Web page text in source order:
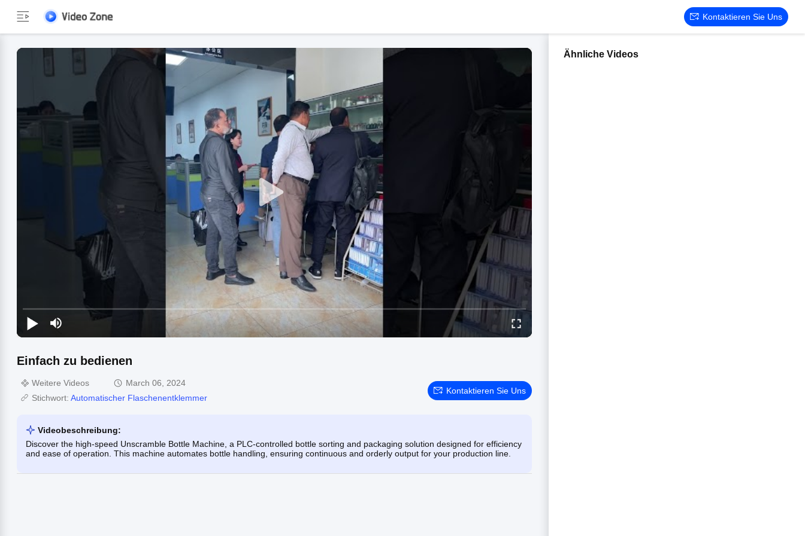
Kontaktieren Sie Uns
Einfach zu bedienen
Weitere Videos
March 06, 2024
Stichwort: Automatischer Flaschenentklemmer
Kontaktieren Sie Uns
Videobeschreibung:
Discover the high-speed Unscramble Bottle Machine, a PLC-controlled bottle sorting and packaging solution designed for efficiency
and ease of operation. This machine automates bottle handling, ensuring continuous and orderly output for your production line.
Ähnliche Videos